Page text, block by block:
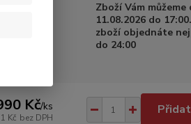
Zboží Vám
11.08.2026 do
zboží objednáte
do 24:00
Kč/ks
Kč bez DPH